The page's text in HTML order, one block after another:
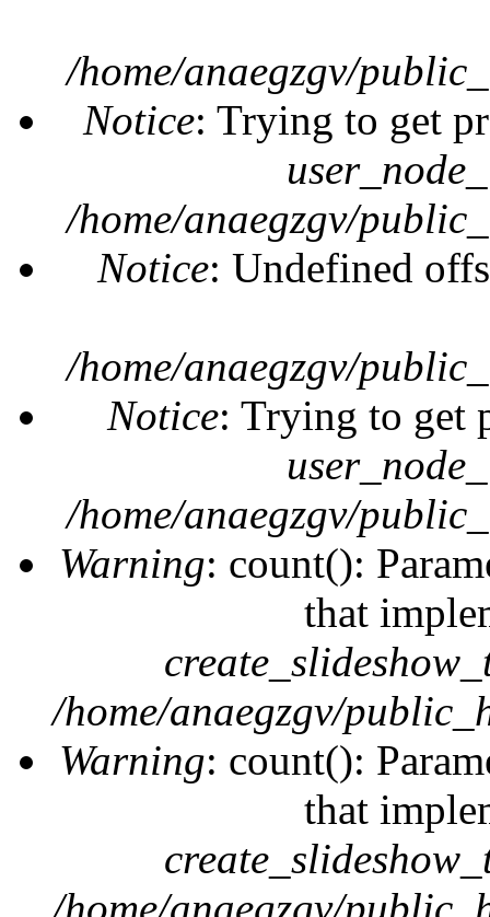
/home/anaegzgv/
Notice: Trying to get
/home/anaegzgv/
Notice: Undefined
/home/anaegzgv/
Notice: Trying to get
/home/anaegzgv/
Warning: count():
that
/home/anaegzgv/
Warning: count():
that
/home/anaegzgv/